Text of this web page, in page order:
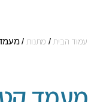
עמוד הבית / מתנות / מעמד